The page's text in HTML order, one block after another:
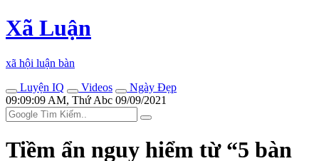
Xã Luận
xã hội luận bàn
Luyện IQ
Videos
Ngày Đẹp
09:09:09 AM, Thứ Abc 09/09/2021
Tiềm ẩn nguy hiểm từ “5 bàn